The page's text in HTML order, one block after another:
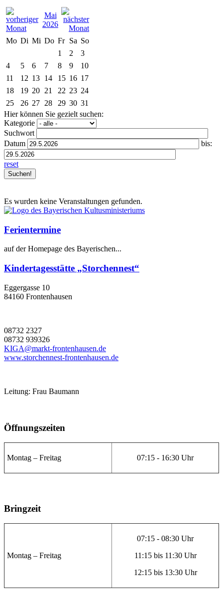
Mai
2026
Mo Di Mi Do Fr Sa So
1
2
3
4
5 6 7 8 9
10
11
12 13 14 15 16 17
18
19 20 21 22 23 24
25
26 27 28 29 30 31
Hier können Sie gezielt suchen:
Kategorie
Suchwort
Datum
bis:
reset
Es wurden keine Veranstaltungen gefunden.
Ferientermine
auf der Homepage des Bayerischen...
Kindertagesstätte „Storchennest“
Eggergasse 10
84160 Frontenhausen
08732 2327
08732 939326
KIGA@markt-frontenhausen.de
www.storchennest-frontenhausen.de
Leitung: Frau Baumann
Öffnungszeiten
Montag – Freitag 07:15 - 16:30 Uhr
Bringzeit
Montag – Freitag
07:15 - 08:30 Uhr
11:15 bis 11:30 Uhr
12:15 bis 13:30 Uhr